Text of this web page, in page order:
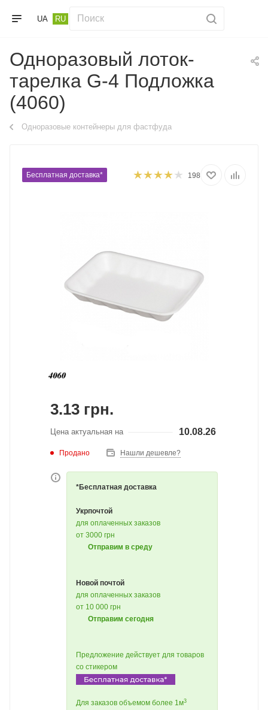
UA RU
Одноразовый лоток-
тарелка G-4 Подложка
(4060)
Одноразовые контейнеры для фастфуда
Бесплатная доставка* 198
3.13 грн.
Цена актуальная на 10.08.26
Продано Нашли дешевле?
*Бесплатная доставка
Укрпочтой
для оплаченных заказов
от 3000 грн
Отправим в среду
Новой почтой
для оплаченных заказов
от 10 000 грн
Отправим сегодня
Предложение действует для товаров
со стикером
Для заказов объемом более 1м3